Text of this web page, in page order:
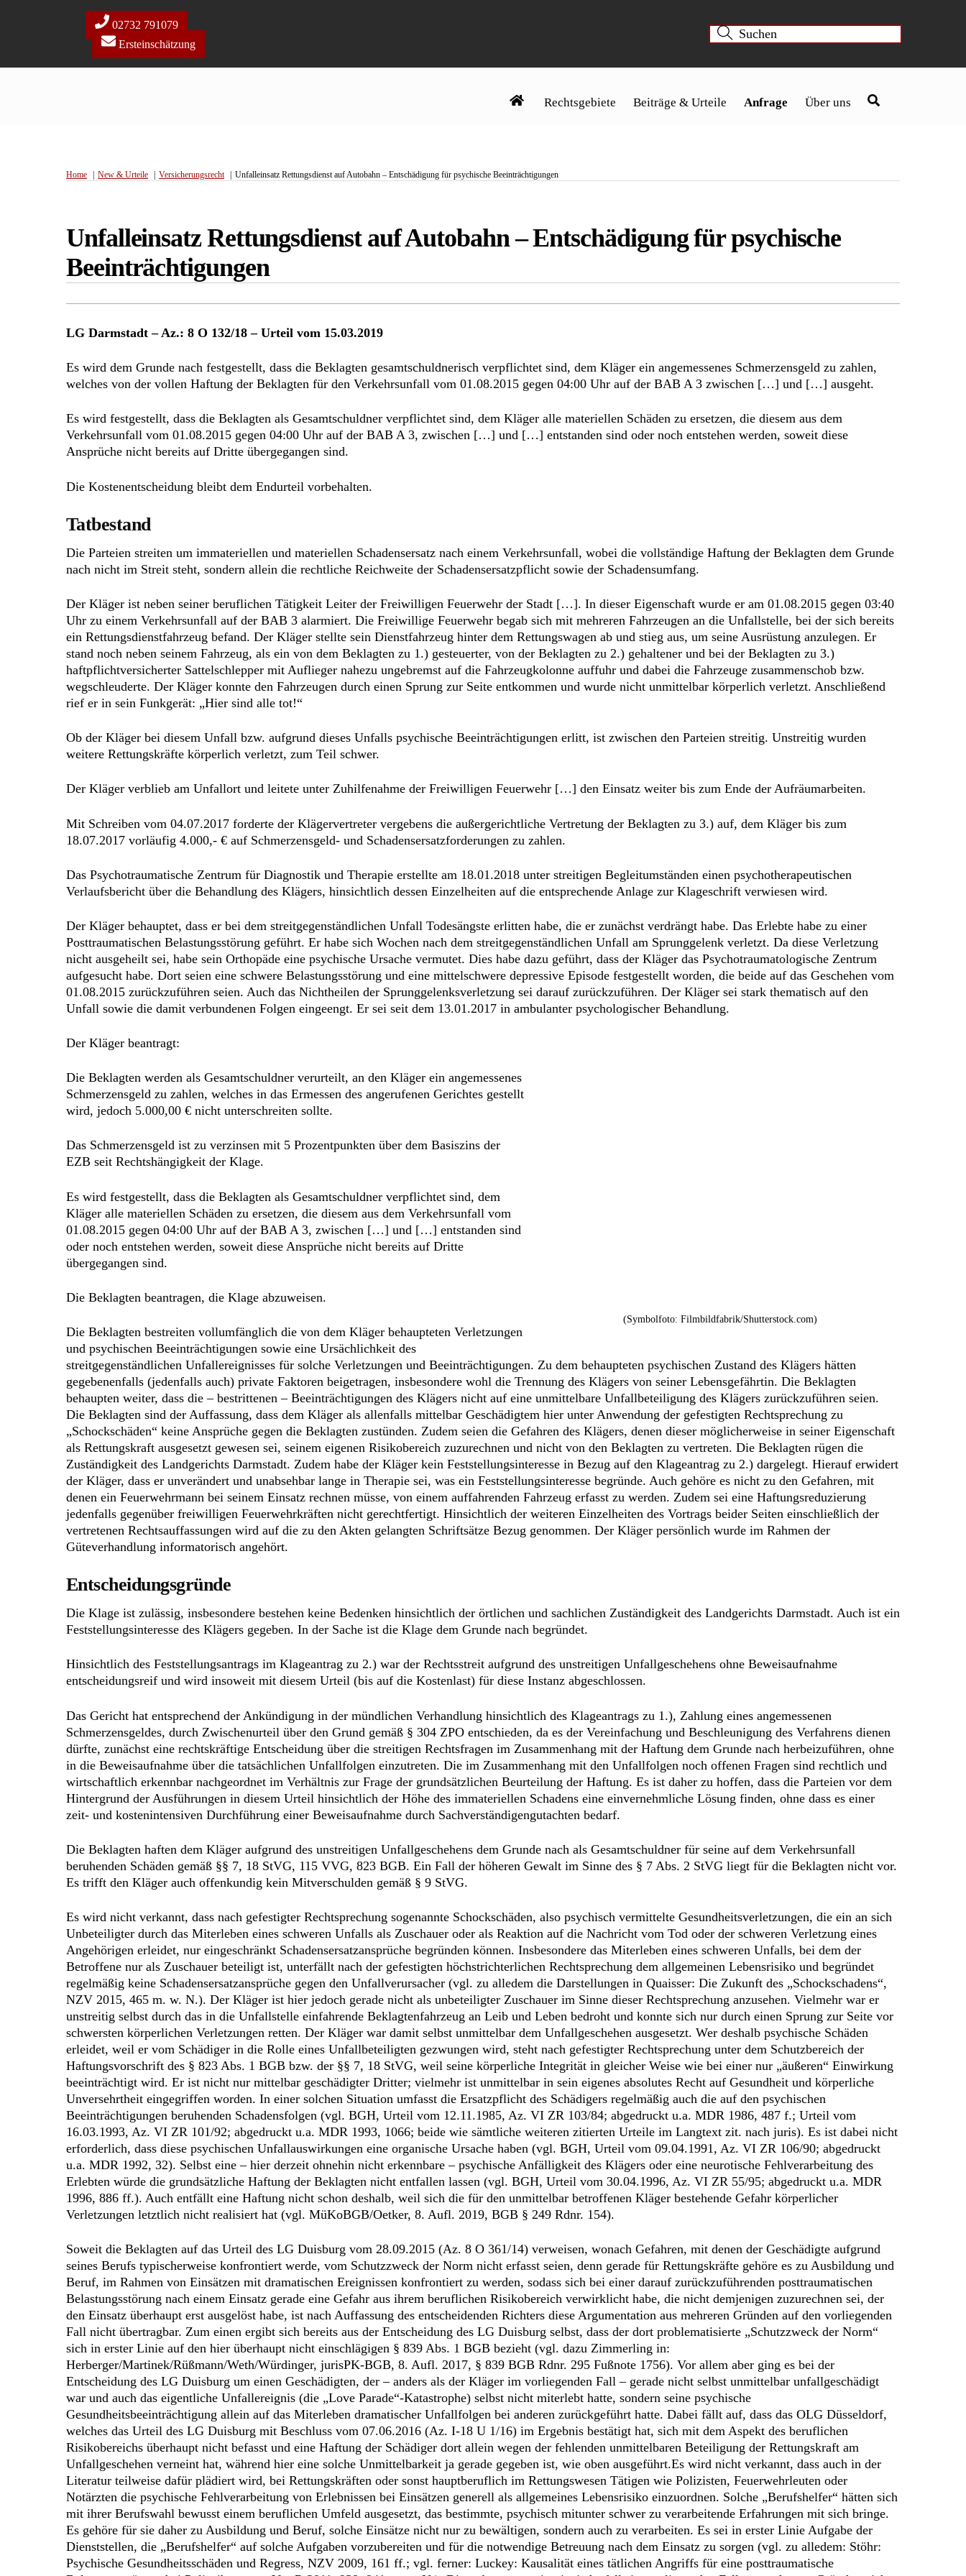
02732 791079
Ersteinschätzung
Rechtsgebiete Beiträge & Urteile Anfrage Über uns
Home New & Urteile Versicherungsrecht Unfalleinsatz Rettungsdienst auf Autobahn – Entschädigung für psychische Beeinträchtigungen
Unfalleinsatz Rettungsdienst auf Autobahn – Entschädigung für psychische
Beeinträchtigungen
LG Darmstadt – Az.: 8 O 132/18 – Urteil vom 15.03.2019
Es wird dem Grunde nach festgestellt, dass die Beklagten gesamtschuldnerisch verpflichtet sind, dem Kläger ein angemessenes Schmerzensgeld zu zahlen,
welches von der vollen Haftung der Beklagten für den Verkehrsunfall vom 01.08.2015 gegen 04:00 Uhr auf der BAB A 3 zwischen […] und […] ausgeht.
Es wird festgestellt, dass die Beklagten als Gesamtschuldner verpflichtet sind, dem Kläger alle materiellen Schäden zu ersetzen, die diesem aus dem
Verkehrsunfall vom 01.08.2015 gegen 04:00 Uhr auf der BAB A 3, zwischen […] und […] entstanden sind oder noch entstehen werden, soweit diese
Ansprüche nicht bereits auf Dritte übergegangen sind.
Die Kostenentscheidung bleibt dem Endurteil vorbehalten.
Tatbestand
Die Parteien streiten um immateriellen und materiellen Schadensersatz nach einem Verkehrsunfall, wobei die vollständige Haftung der Beklagten dem Grunde
nach nicht im Streit steht, sondern allein die rechtliche Reichweite der Schadensersatzpflicht sowie der Schadensumfang.
Der Kläger ist neben seiner beruflichen Tätigkeit Leiter der Freiwilligen Feuerwehr der Stadt […]. In dieser Eigenschaft wurde er am 01.08.2015 gegen 03:40
Uhr zu einem Verkehrsunfall auf der BAB 3 alarmiert. Die Freiwillige Feuerwehr begab sich mit mehreren Fahrzeugen an die Unfallstelle, bei der sich bereits
ein Rettungsdienstfahrzeug befand. Der Kläger stellte sein Dienstfahrzeug hinter dem Rettungswagen ab und stieg aus, um seine Ausrüstung anzulegen. Er
stand noch neben seinem Fahrzeug, als ein von dem Beklagten zu 1.) gesteuerter, von der Beklagten zu 2.) gehaltener und bei der Beklagten zu 3.)
haftpflichtversicherter Sattelschlepper mit Auflieger nahezu ungebremst auf die Fahrzeugkolonne auffuhr und dabei die Fahrzeuge zusammenschob bzw.
wegschleuderte. Der Kläger konnte den Fahrzeugen durch einen Sprung zur Seite entkommen und wurde nicht unmittelbar körperlich verletzt. Anschließend
rief er in sein Funkgerät: „Hier sind alle tot!“
Ob der Kläger bei diesem Unfall bzw. aufgrund dieses Unfalls psychische Beeinträchtigungen erlitt, ist zwischen den Parteien streitig. Unstreitig wurden
weitere Rettungskräfte körperlich verletzt, zum Teil schwer.
Der Kläger verblieb am Unfallort und leitete unter Zuhilfenahme der Freiwilligen Feuerwehr […] den Einsatz weiter bis zum Ende der Aufräumarbeiten.
Mit Schreiben vom 04.07.2017 forderte der Klägervertreter vergebens die außergerichtliche Vertretung der Beklagten zu 3.) auf, dem Kläger bis zum
18.07.2017 vorläufig 4.000,- € auf Schmerzensgeld- und Schadensersatzforderungen zu zahlen.
Das Psychotraumatische Zentrum für Diagnostik und Therapie erstellte am 18.01.2018 unter streitigen Begleitumständen einen psychotherapeutischen
Verlaufsbericht über die Behandlung des Klägers, hinsichtlich dessen Einzelheiten auf die entsprechende Anlage zur Klageschrift verwiesen wird.
Der Kläger behauptet, dass er bei dem streitgegenständlichen Unfall Todesängste erlitten habe, die er zunächst verdrängt habe. Das Erlebte habe zu einer
Posttraumatischen Belastungsstörung geführt. Er habe sich Wochen nach dem streitgegenständlichen Unfall am Sprunggelenk verletzt. Da diese Verletzung
nicht ausgeheilt sei, habe sein Orthopäde eine psychische Ursache vermutet. Dies habe dazu geführt, dass der Kläger das Psychotraumatologische Zentrum
aufgesucht habe. Dort seien eine schwere Belastungsstörung und eine mittelschwere depressive Episode festgestellt worden, die beide auf das Geschehen vom
01.08.2015 zurückzuführen seien. Auch das Nichtheilen der Sprunggelenksverletzung sei darauf zurückzuführen. Der Kläger sei stark thematisch auf den
Unfall sowie die damit verbundenen Folgen eingeengt. Er sei seit dem 13.01.2017 in ambulanter psychologischer Behandlung.
Der Kläger beantragt:
(Symbolfoto: Filmbildfabrik/Shutterstock.com)
Die Beklagten werden als Gesamtschuldner verurteilt, an den Kläger ein angemessenes
Schmerzensgeld zu zahlen, welches in das Ermessen des angerufenen Gerichtes gestellt
wird, jedoch 5.000,00 € nicht unterschreiten sollte.
Das Schmerzensgeld ist zu verzinsen mit 5 Prozentpunkten über dem Basiszins der
EZB seit Rechtshängigkeit der Klage.
Es wird festgestellt, dass die Beklagten als Gesamtschuldner verpflichtet sind, dem
Kläger alle materiellen Schäden zu ersetzen, die diesem aus dem Verkehrsunfall vom
01.08.2015 gegen 04:00 Uhr auf der BAB A 3, zwischen […] und […] entstanden sind
oder noch entstehen werden, soweit diese Ansprüche nicht bereits auf Dritte
übergegangen sind.
Die Beklagten beantragen, die Klage abzuweisen.
Die Beklagten bestreiten vollumfänglich die von dem Kläger behaupteten Verletzungen
und psychischen Beeinträchtigungen sowie eine Ursächlichkeit des
streitgegenständlichen Unfallereignisses für solche Verletzungen und Beeinträchtigungen. Zu dem behaupteten psychischen Zustand des Klägers hätten
gegebenenfalls (jedenfalls auch) private Faktoren beigetragen, insbesondere wohl die Trennung des Klägers von seiner Lebensgefährtin. Die Beklagten
behaupten weiter, dass die – bestrittenen – Beeinträchtigungen des Klägers nicht auf eine unmittelbare Unfallbeteiligung des Klägers zurückzuführen seien.
Die Beklagten sind der Auffassung, dass dem Kläger als allenfalls mittelbar Geschädigtem hier unter Anwendung der gefestigten Rechtsprechung zu
„Schockschäden“ keine Ansprüche gegen die Beklagten zustünden. Zudem seien die Gefahren des Klägers, denen dieser möglicherweise in seiner Eigenschaft
als Rettungskraft ausgesetzt gewesen sei, seinem eigenen Risikobereich zuzurechnen und nicht von den Beklagten zu vertreten. Die Beklagten rügen die
Zuständigkeit des Landgerichts Darmstadt. Zudem habe der Kläger kein Feststellungsinteresse in Bezug auf den Klageantrag zu 2.) dargelegt. Hierauf erwidert
der Kläger, dass er unverändert und unabsehbar lange in Therapie sei, was ein Feststellungsinteresse begründe. Auch gehöre es nicht zu den Gefahren, mit
denen ein Feuerwehrmann bei seinem Einsatz rechnen müsse, von einem auffahrenden Fahrzeug erfasst zu werden. Zudem sei eine Haftungsreduzierung
jedenfalls gegenüber freiwilligen Feuerwehrkräften nicht gerechtfertigt. Hinsichtlich der weiteren Einzelheiten des Vortrags beider Seiten einschließlich der
vertretenen Rechtsauffassungen wird auf die zu den Akten gelangten Schriftsätze Bezug genommen. Der Kläger persönlich wurde im Rahmen der
Güteverhandlung informatorisch angehört.
Entscheidungsgründe
Die Klage ist zulässig, insbesondere bestehen keine Bedenken hinsichtlich der örtlichen und sachlichen Zuständigkeit des Landgerichts Darmstadt. Auch ist ein
Feststellungsinteresse des Klägers gegeben. In der Sache ist die Klage dem Grunde nach begründet.
Hinsichtlich des Feststellungsantrags im Klageantrag zu 2.) war der Rechtsstreit aufgrund des unstreitigen Unfallgeschehens ohne Beweisaufnahme
entscheidungsreif und wird insoweit mit diesem Urteil (bis auf die Kostenlast) für diese Instanz abgeschlossen.
Das Gericht hat entsprechend der Ankündigung in der mündlichen Verhandlung hinsichtlich des Klageantrags zu 1.), Zahlung eines angemessenen
Schmerzensgeldes, durch Zwischenurteil über den Grund gemäß § 304 ZPO entschieden, da es der Vereinfachung und Beschleunigung des Verfahrens dienen
dürfte, zunächst eine rechtskräftige Entscheidung über die streitigen Rechtsfragen im Zusammenhang mit der Haftung dem Grunde nach herbeizuführen, ohne
in die Beweisaufnahme über die tatsächlichen Unfallfolgen einzutreten. Die im Zusammenhang mit den Unfallfolgen noch offenen Fragen sind rechtlich und
wirtschaftlich erkennbar nachgeordnet im Verhältnis zur Frage der grundsätzlichen Beurteilung der Haftung. Es ist daher zu hoffen, dass die Parteien vor dem
Hintergrund der Ausführungen in diesem Urteil hinsichtlich der Höhe des immateriellen Schadens eine einvernehmliche Lösung finden, ohne dass es einer
zeit- und kostenintensiven Durchführung einer Beweisaufnahme durch Sachverständigengutachten bedarf.
Die Beklagten haften dem Kläger aufgrund des unstreitigen Unfallgeschehens dem Grunde nach als Gesamtschuldner für seine auf dem Verkehrsunfall
beruhenden Schäden gemäß §§ 7, 18 StVG, 115 VVG, 823 BGB. Ein Fall der höheren Gewalt im Sinne des § 7 Abs. 2 StVG liegt für die Beklagten nicht vor.
Es trifft den Kläger auch offenkundig kein Mitverschulden gemäß § 9 StVG.
Es wird nicht verkannt, dass nach gefestigter Rechtsprechung sogenannte Schockschäden, also psychisch vermittelte Gesundheitsverletzungen, die ein an sich
Unbeteiligter durch das Miterleben eines schweren Unfalls als Zuschauer oder als Reaktion auf die Nachricht vom Tod oder der schweren Verletzung eines
Angehörigen erleidet, nur eingeschränkt Schadensersatzansprüche begründen können. Insbesondere das Miterleben eines schweren Unfalls, bei dem der
Betroffene nur als Zuschauer beteiligt ist, unterfällt nach der gefestigten höchstrichterlichen Rechtsprechung dem allgemeinen Lebensrisiko und begründet
regelmäßig keine Schadensersatzansprüche gegen den Unfallverursacher (vgl. zu alledem die Darstellungen in Quaisser: Die Zukunft des „Schockschadens“,
NZV 2015, 465 m. w. N.). Der Kläger ist hier jedoch gerade nicht als unbeteiligter Zuschauer im Sinne dieser Rechtsprechung anzusehen. Vielmehr war er
unstreitig selbst durch das in die Unfallstelle einfahrende Beklagtenfahrzeug an Leib und Leben bedroht und konnte sich nur durch einen Sprung zur Seite vor
schwersten körperlichen Verletzungen retten. Der Kläger war damit selbst unmittelbar dem Unfallgeschehen ausgesetzt. Wer deshalb psychische Schäden
erleidet, weil er vom Schädiger in die Rolle eines Unfallbeteiligten gezwungen wird, steht nach gefestigter Rechtsprechung unter dem Schutzbereich der
Haftungsvorschrift des § 823 Abs. 1 BGB bzw. der §§ 7, 18 StVG, weil seine körperliche Integrität in gleicher Weise wie bei einer nur „äußeren“ Einwirkung
beeinträchtigt wird. Er ist nicht nur mittelbar geschädigter Dritter; vielmehr ist unmittelbar in sein eigenes absolutes Recht auf Gesundheit und körperliche
Unversehrtheit eingegriffen worden. In einer solchen Situation umfasst die Ersatzpflicht des Schädigers regelmäßig auch die auf den psychischen
Beeinträchtigungen beruhenden Schadensfolgen (vgl. BGH, Urteil vom 12.11.1985, Az. VI ZR 103/84; abgedruckt u.a. MDR 1986, 487 f.; Urteil vom
16.03.1993, Az. VI ZR 101/92; abgedruckt u.a. MDR 1993, 1066; beide wie sämtliche weiteren zitierten Urteile im Langtext zit. nach juris). Es ist dabei nicht
erforderlich, dass diese psychischen Unfallauswirkungen eine organische Ursache haben (vgl. BGH, Urteil vom 09.04.1991, Az. VI ZR 106/90; abgedruckt
u.a. MDR 1992, 32). Selbst eine – hier derzeit ohnehin nicht erkennbare – psychische Anfälligkeit des Klägers oder eine neurotische Fehlverarbeitung des
Erlebten würde die grundsätzliche Haftung der Beklagten nicht entfallen lassen (vgl. BGH, Urteil vom 30.04.1996, Az. VI ZR 55/95; abgedruckt u.a. MDR
1996, 886 ff.). Auch entfällt eine Haftung nicht schon deshalb, weil sich die für den unmittelbar betroffenen Kläger bestehende Gefahr körperlicher
Verletzungen letztlich nicht realisiert hat (vgl. MüKoBGB/Oetker, 8. Aufl. 2019, BGB § 249 Rdnr. 154).
Soweit die Beklagten auf das Urteil des LG Duisburg vom 28.09.2015 (Az. 8 O 361/14) verweisen, wonach Gefahren, mit denen der Geschädigte aufgrund
seines Berufs typischerweise konfrontiert werde, vom Schutzzweck der Norm nicht erfasst seien, denn gerade für Rettungskräfte gehöre es zu Ausbildung und
Beruf, im Rahmen von Einsätzen mit dramatischen Ereignissen konfrontiert zu werden, sodass sich bei einer darauf zurückzuführenden posttraumatischen
Belastungsstörung nach einem Einsatz gerade eine Gefahr aus ihrem beruflichen Risikobereich verwirklicht habe, die nicht demjenigen zuzurechnen sei, der
den Einsatz überhaupt erst ausgelöst habe, ist nach Auffassung des entscheidenden Richters diese Argumentation aus mehreren Gründen auf den vorliegenden
Fall nicht übertragbar. Zum einen ergibt sich bereits aus der Entscheidung des LG Duisburg selbst, dass der dort problematisierte „Schutzzweck der Norm“
sich in erster Linie auf den hier überhaupt nicht einschlägigen § 839 Abs. 1 BGB bezieht (vgl. dazu Zimmerling in:
Herberger/Martinek/Rüßmann/Weth/Würdinger, jurisPK-BGB, 8. Aufl. 2017, § 839 BGB Rdnr. 295 Fußnote 1756). Vor allem aber ging es bei der
Entscheidung des LG Duisburg um einen Geschädigten, der – anders als der Kläger im vorliegenden Fall – gerade nicht selbst unmittelbar unfallgeschädigt
war und auch das eigentliche Unfallereignis (die „Love Parade“-Katastrophe) selbst nicht miterlebt hatte, sondern seine psychische
Gesundheitsbeeinträchtigung allein auf das Miterleben dramatischer Unfallfolgen bei anderen zurückgeführt hatte. Dabei fällt auf, dass das OLG Düsseldorf,
welches das Urteil des LG Duisburg mit Beschluss vom 07.06.2016 (Az. I-18 U 1/16) im Ergebnis bestätigt hat, sich mit dem Aspekt des beruflichen
Risikobereichs überhaupt nicht befasst und eine Haftung der Schädiger dort allein wegen der fehlenden unmittelbaren Beteiligung der Rettungskraft am
Unfallgeschehen verneint hat, während hier eine solche Unmittelbarkeit ja gerade gegeben ist, wie oben ausgeführt.Es wird nicht verkannt, dass auch in der
Literatur teilweise dafür plädiert wird, bei Rettungskräften oder sonst hauptberuflich im Rettungswesen Tätigen wie Polizisten, Feuerwehrleuten oder
Notärzten die psychische Fehlverarbeitung von Erlebnissen bei Einsätzen generell als allgemeines Lebensrisiko einzuordnen. Solche „Berufshelfer“ hätten sich
mit ihrer Berufswahl bewusst einem beruflichen Umfeld ausgesetzt, das bestimmte, psychisch mitunter schwer zu verarbeitende Erfahrungen mit sich bringe.
Es gehöre für sie daher zu Ausbildung und Beruf, solche Einsätze nicht nur zu bewältigen, sondern auch zu verarbeiten. Es sei in erster Linie Aufgabe der
Dienststellen, die „Berufshelfer“ auf solche Aufgaben vorzubereiten und für die notwendige Betreuung nach dem Einsatz zu sorgen (vgl. zu alledem: Stöhr:
Psychische Gesundheitsschäden und Regress, NZV 2009, 161 ff.; vgl. ferner: Luckey: Kausalität eines tätlichen Angriffs für eine posttraumatische